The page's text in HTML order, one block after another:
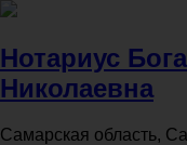
Нотариус
Николаевна
Самарская область,